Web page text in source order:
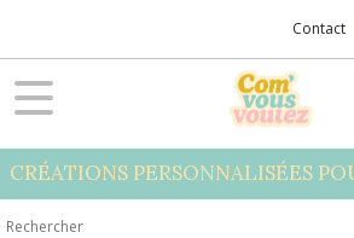
Contact
FILTRES
Tous
les
JOLIS